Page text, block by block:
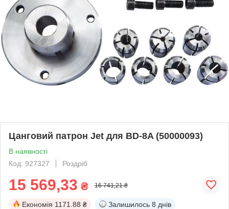
Цанговий патрон Jet для ВD-8A (50000093)
В наявності
Код: 927327
Роздріб
15 569,33 ₴ 16 741,21 ₴
Економія 1171.88 ₴ Залишилось 8 днів